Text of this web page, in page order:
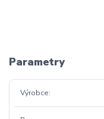
Parametry
Výrobce